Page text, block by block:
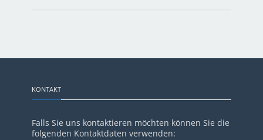
KONTAKT
Falls Sie uns kontaktieren möchten können Sie die
folgenden Kontaktdaten verwenden: